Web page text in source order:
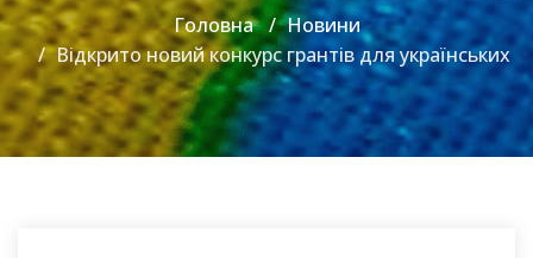
Головна
Новини
Відкрито новий конкурс грантів для українських